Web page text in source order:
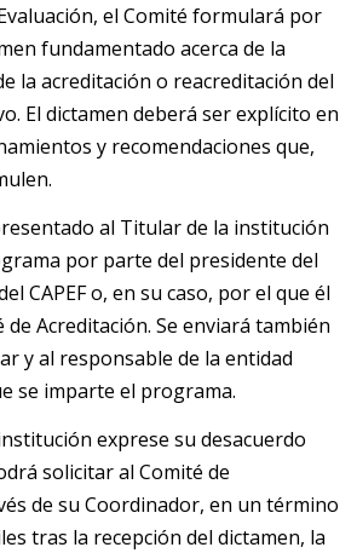
el Comité formulará por
fundamentado acerca de la
la acreditación o reacreditación del
El dictamen deberá ser explícito en
y recomendaciones que,
al Titular de la institución
por parte del presidente del
CAPEF o, en su caso, por el que él
de Acreditación. Se enviará también
y al responsable de la entidad
se imparte el programa.
exprese su desacuerdo
solicitar al Comité de
de su Coordinador, en un término
tras la recepción del dictamen, la